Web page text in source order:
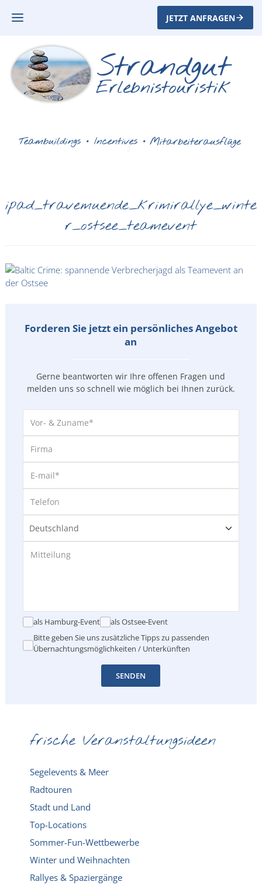
JETZT ANFRAGEN
ipad_travemuende_krimirallye_winte
r_ostsee_teamevent
Forderen Sie jetzt ein persönliches Angebot
an
Gerne beantworten wir Ihre offenen Fragen und
melden uns so schnell wie möglich bei Ihnen zurück.
als Hamburg-Event
als Ostsee-Event
Bitte geben Sie uns zusätzliche Tipps zu passenden
Übernachtungsmöglichkeiten / Unterkünften
SENDEN
frische Veranstaltungsideen
Segelevents & Meer
Radtouren
Stadt und Land
Top-Locations
Sommer-Fun-Wettbewerbe
Winter und Weihnachten
Rallyes & Spaziergänge